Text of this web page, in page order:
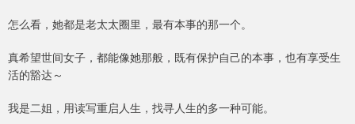
怎么看，她都是老太太圈里，最有本事的那一个。
真希望世间女子，都能像她那般，既有保护自己的本事，也有享受生
活的豁达～
我是二姐，用读写重启人生，找寻人生的多一种可能。